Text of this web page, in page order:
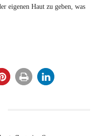
eigenen Haut zu geben, was